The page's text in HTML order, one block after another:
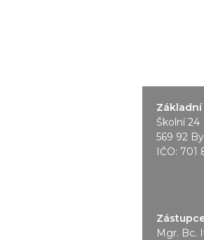
Základní
Školní 24
569 92
IČO:
Mgr. Bc.